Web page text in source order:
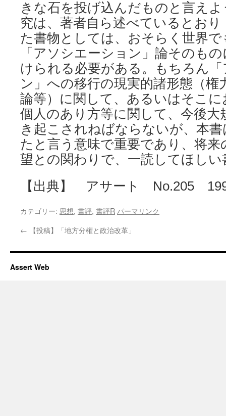
きな石を投げ込んだものと言え
究は、著者自ら述べているとお
た書物としては、おそらく世界
「アソシエーション」論そのも
けられる必要がある。もちろん
ン」への移行の現実的諸形態（権
論等）に関して、あるいはそこ
個人のあり方等に関して、今後大
き起こされねばならないが、本
たと言う意味で重要であり、将来
望との関わりで、一読してほし
【出典】 アサート No.205
カテゴリー: 思想, 書評, 書評R パーマリンク
← 【投稿】「地方分権と政治改革」
Assert Web